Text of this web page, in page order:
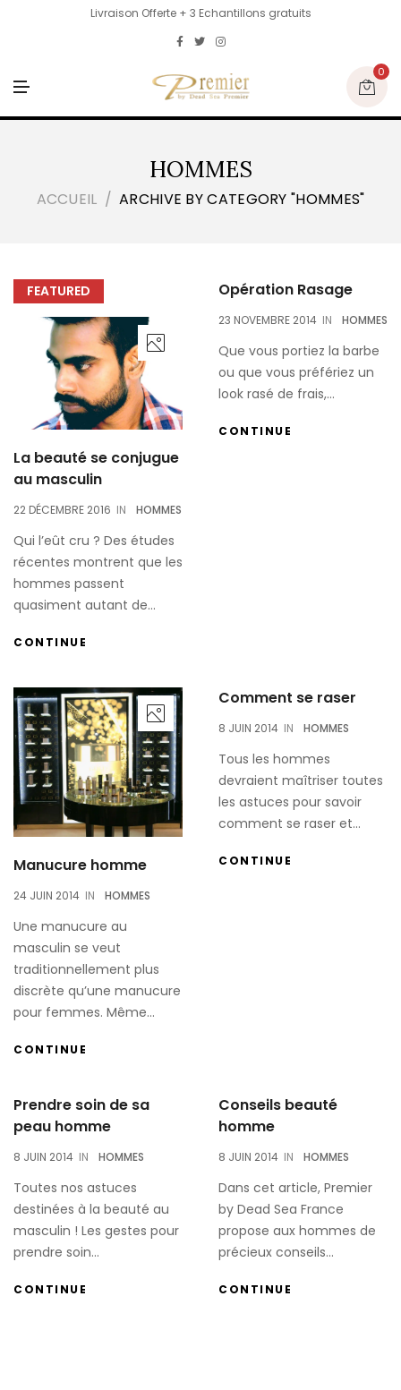
Livraison Offerte + 3 Echantillons gratuits
N
U
0
HOMMES
ACCUEIL ARCHIVE BY CATEGORY "HOMMES"
FEATURED
La beauté se conjugue
au masculin
22 DÉCEMBRE 2016 IN HOMMES
Qui l’eût cru ? Des études
récentes montrent que les
hommes passent
quasiment autant de...
CONTINUE
Opération Rasage
23 NOVEMBRE 2014 IN HOMMES
Que vous portiez la barbe
ou que vous préfériez un
look rasé de frais,...
CONTINUE
Manucure homme
24 JUIN 2014 IN HOMMES
Une manucure au
masculin se veut
traditionnellement plus
discrète qu’une manucure
pour femmes. Même...
CONTINUE
Comment se raser
8 JUIN 2014 IN HOMMES
Tous les hommes
devraient maîtriser toutes
les astuces pour savoir
comment se raser et...
CONTINUE
Prendre soin de sa
peau homme
8 JUIN 2014 IN HOMMES
Toutes nos astuces
destinées à la beauté au
masculin ! Les gestes pour
prendre soin...
CONTINUE
Conseils beauté
homme
8 JUIN 2014 IN HOMMES
Dans cet article, Premier
by Dead Sea France
propose aux hommes de
précieux conseils...
CONTINUE